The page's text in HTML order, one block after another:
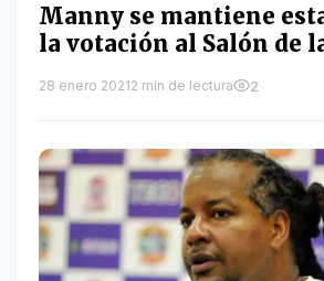
Manny se mantiene
la votación al Salón de
28 enero 20212 min de lectura 2